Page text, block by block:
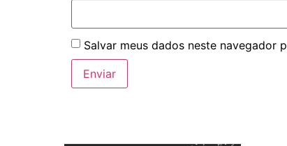
Salvar meus dados neste navegador